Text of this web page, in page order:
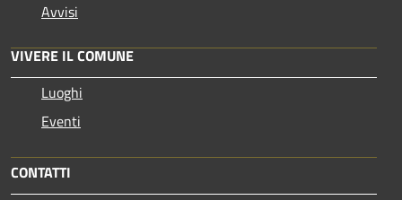
Avvisi
VIVERE IL COMUNE
Luoghi
Eventi
CONTATTI